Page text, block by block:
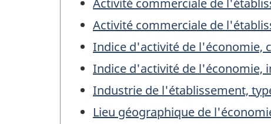
Activité commerciale de
Indice d'activité de l'économie,
Indice d'activité de l'économie,
Industrie de l'établissement,
Lieu géographique de